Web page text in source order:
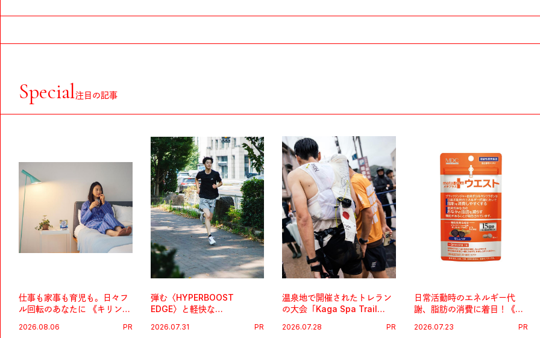
Special注目の記事
仕事も家事も育児も。日々フ
ル回転のあなたに 《キリン
慣。
2026.08.06 PR
弾む〈HYPERBOOST
EDGE〉と軽快な
に寄り添うアディダスが打ち
2026.07.31 PR
温泉地で開催されたトレラン
の大会「Kaga Spa Trail
UTMB」。本戦を夢見るラン
2026.07.28 PR
日常活動時のエネルギー代
謝、脂肪の消費に着目！《メ
体メンテ習慣。
2026.07.23 PR